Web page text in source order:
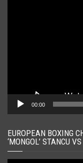
00:00
EUROPEAN BOXING
‘MONGOL’ STANCU